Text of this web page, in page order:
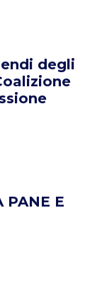
degli
PANE E